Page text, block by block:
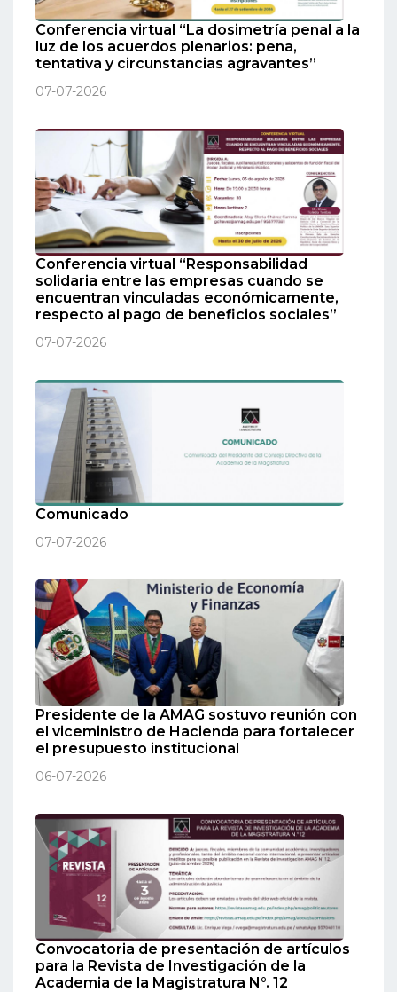
Conferencia virtual “La dosimetría penal a la
luz de los acuerdos plenarios: pena,
tentativa y circunstancias agravantes”
07-07-2026
Conferencia virtual “Responsabilidad
solidaria entre las empresas cuando se
encuentran vinculadas económicamente,
respecto al pago de beneficios sociales”
07-07-2026
Comunicado
07-07-2026
Presidente de la AMAG sostuvo reunión con
el viceministro de Hacienda para fortalecer
el presupuesto institucional
06-07-2026
Convocatoria de presentación de artículos
para la Revista de Investigación de la
Academia de la Magistratura N°. 12